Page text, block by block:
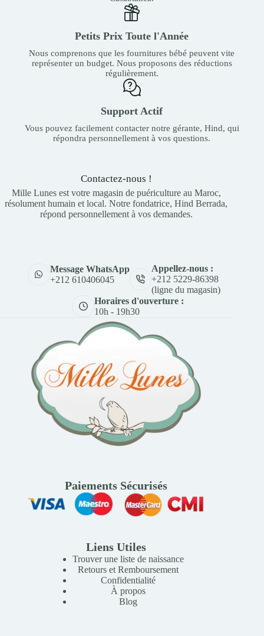
Petits Prix Toute l'Année
Nous comprenons que les fournitures bébé peuvent vite
représenter un budget. Nous proposons des réductions
régulièrement.
Support Actif
Vous pouvez facilement contacter notre gérante, Hind, qui
répondra personnellement à vos questions.
Contactez-nous !
Mille Lunes est votre magasin de puériculture au Maroc,
résolument humain et local. Notre fondatrice, Hind Berrada,
répond personnellement à vos demandes.
Message WhatsApp
+212 610406045
Appellez-nous :
+212 5229-86398
(ligne du magasin)
Horaires d'ouverture :
10h - 19h30
Paiements Sécurisés
Liens Utiles
Trouver une liste de naissance
Retours et Remboursement
Confidentialité
À propos
Blog